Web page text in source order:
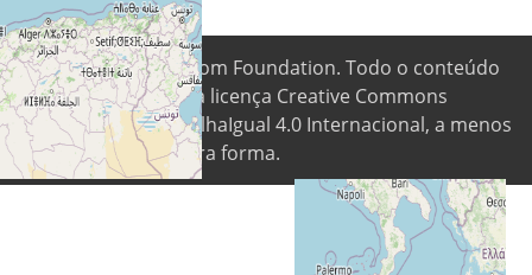
© 2026Digital Freedom Foundation. Todo o conteúdo
está disponível sob a licença Creative Commons
Atribuição-CompartilhaIgual 4.0 Internacional, a menos
que indicado de outra forma.